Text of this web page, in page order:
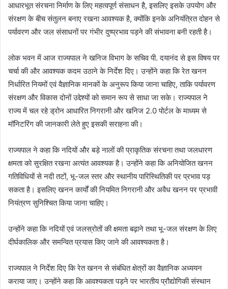
आधारभूत संरचना निर्माण के लिए महत्वपूर्ण संसाधन है, इसलिए इसके उपयोग और
संरक्षण के बीच संतुलन बनाए रखना आवश्यक है, क्योंकि इनके अनियंत्रित दोहन से
पर्यावरण और जल संसाधनों पर गंभीर दुष्प्रभाव पड़ने की संभावना बनी रहती है।
लोक भवन में आज राज्यपाल ने खनिज विभाग के सचिव पी. दयानंद से इस विषय पर
चर्चा की और आवश्यक कदम उठाने के निर्देश दिए। उन्होंने कहा कि रेत खनन
निर्धारित नियमों एवं वैज्ञानिक मानकों के अनुरूप किया जाना चाहिए, ताकि पर्यावरण
संरक्षण और विकास दोनों उद्देश्यों को समान रूप से साधा जा सके। राज्यपाल ने
राज्य में चल रहे ड्रोन आधारित निगरानी और खनिज 2.0 पोर्टल के माध्यम से
मॉनिटरिंग की जानकारी लेते हुए इसकी सराहना की।
राज्यपाल ने कहा कि नदियों और बड़े नालों की प्राकृतिक संरचना तथा जलधारण
क्षमता को सुरक्षित रखना अत्यंत आवश्यक है। उन्होंने कहा कि अनियोजित खनन
गतिविधियों से नदी तटों, भू-जल स्तर और स्थानीय पारिस्थितिकी पर प्रभाव पड़
सकता है। इसलिए खनन कार्यों की नियमित निगरानी और अवैध खनन पर प्रभावी
नियंत्रण सुनिश्चित किया जाना चाहिए।
उन्होंने कहा कि नदियों एवं जलस्रोतों की क्षमता बढ़ाने तथा भू-जल संरक्षण के लिए
दीर्घकालिक और समन्वित प्रयास किए जाने की आवश्यकता है।
राज्यपाल ने निर्देश दिए कि रेत खनन से संबंधित क्षेत्रों का वैज्ञानिक अध्ययन
कराया जाए। उन्होंने कहा कि आवश्यकता पड़ने पर भारतीय प्रौद्योगिकी संस्थान